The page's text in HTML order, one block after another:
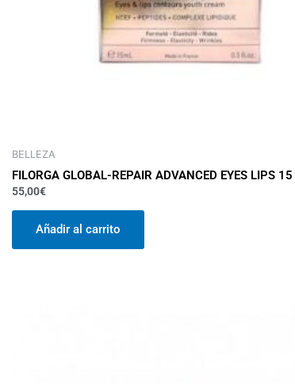
BELLEZA
FILORGA GLOBAL-REPAIR ADVANCED EYES LIPS
55,00€
Añadir al carrito